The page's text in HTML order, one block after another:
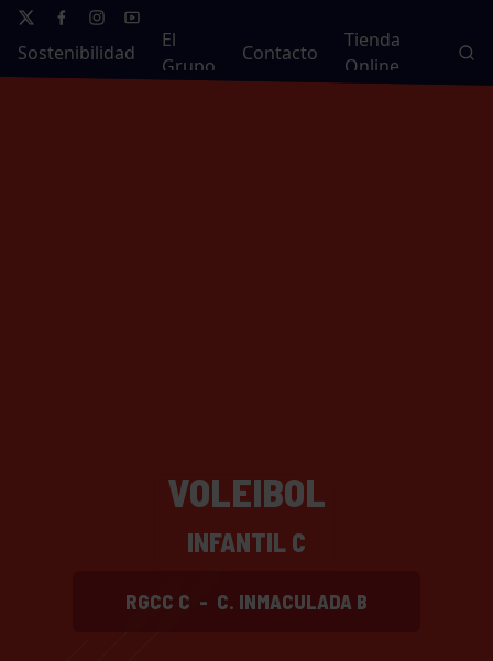
Sostenibilidad
El
Grupo
Contacto
Tienda
Online
VOLEIBOL
INFANTIL C
RGCC C - C. INMACULADA B